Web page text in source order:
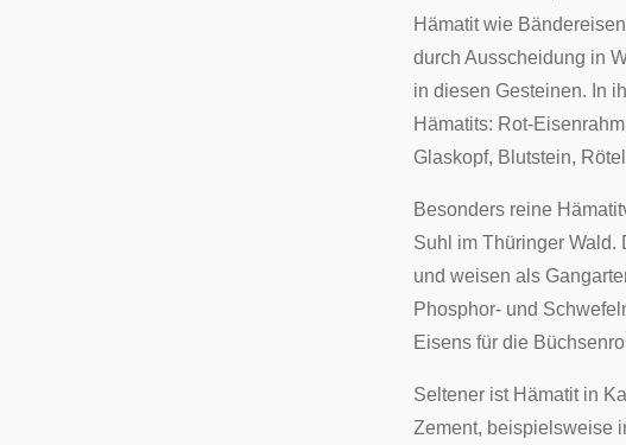
Hämatit wie
durch Ausscheidung in
in diesen Gesteinen. In
Hämatits: Rot-
Glaskopf, Blutstein,
Besonders reine
Suhl im Thüringer Wald.
und weisen als
Phosphor- und
Eisens für die
Seltener ist Hämatit in
Zement, beispielsweise